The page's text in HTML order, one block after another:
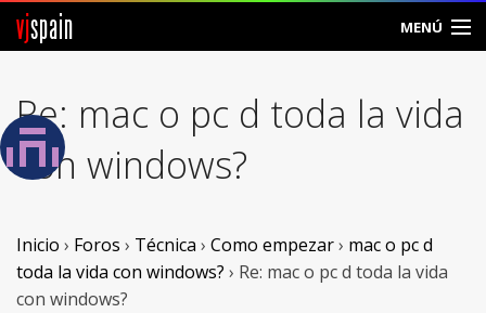
vjspain MENÚ
Foros
Noticias
Vjspain
Ayuda
Re: mac o pc d toda la vida
con windows?
Inicio › Foros › Técnica › Como empezar› mac o pc d
toda la vida con windows? › Re: mac o pc d toda la vida
con windows?